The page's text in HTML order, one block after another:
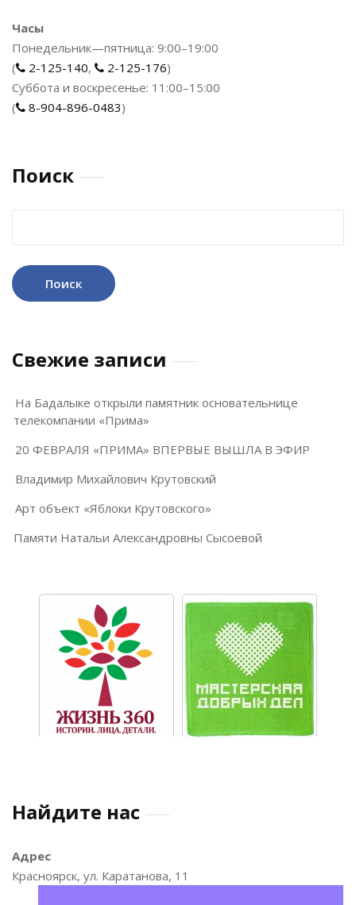
Часы
Понедельник—пятница: 9:00–19:00
(
2-125-140, 2-125-176)
Суббота и воскресенье: 11:00–15:00
(
8-904-896-0483)
Поиск
Свежие записи
На Бадалыке открыли памятник основательнице
телекомпании «Прима»
20 ФЕВРАЛЯ «ПРИМА» ВПЕРВЫЕ ВЫШЛА В ЭФИР
Владимир Михайлович Крутовский
Арт объект «Яблоки Крутовского»
Памяти Натальи Александровны Сысоевой
Найдите нас
Адрес
Красноярск, ул. Каратанова, 11